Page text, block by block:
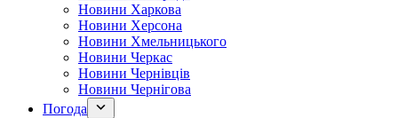
Новини Харкова
Новини Херсона
Новини Хмельницького
Новини Черкас
Новини Чернівців
Новини Чернігова
Погода